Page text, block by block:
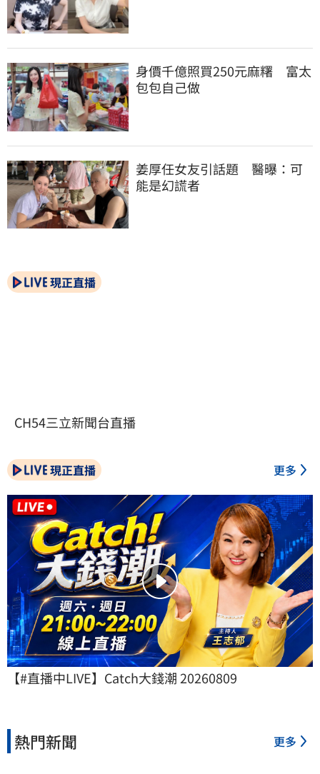
身價千億照買250元麻糬　富太
包包自己做
姜厚任女友引話題　醫曝：可
能是幻謊者
現正直播
CH54三立新聞台直播
現正直播 更多
【#直播中LIVE】Catch大錢潮 20260809
熱門新聞 更多